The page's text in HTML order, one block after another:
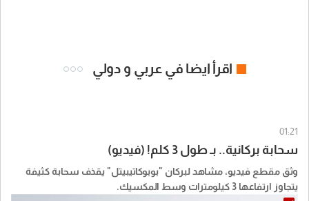
اقرأ ايضا في عربي و دولي
01:21
سحابة بركانية.. بـ طول 3 كلم! (فيديو)
وثق مقطع فيديو، مشاهد لبركان "بوبوكاتيبيتل" يقذف سحابة كثيفة
يتجاوز ارتفاعها 3 كيلومترات وسط المكسيك.